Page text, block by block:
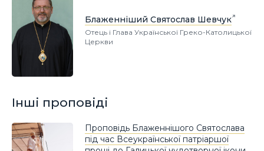
Блаженніший Святослав Шевчук
Отець і Глава Української Греко-Католицької
Церкви
Інші проповіді
Проповідь Блаженнішого Святослава
під час Всеукраїнської патріаршої